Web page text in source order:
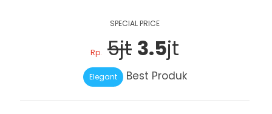
SPECIAL PRICE
Rp. 5jt 3.5jt
Elegant Best Produk